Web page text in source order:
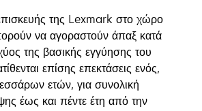
της Lexmark στο χώρο
να αγοραστούν άπαξ κατά
της βασικής εγγύησης του
επίσης επεκτάσεις ενός,
ετών, για συνολική
έως και πέντε έτη από την